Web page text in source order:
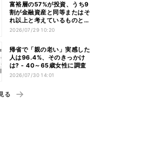
富裕層の57%が投資、うち9
割が金融資産と同等またはそ
れ以上と考えているものと
は? - 「ないと人生を楽しめ
い戻すことが困難」
2026/07/29 10:20
帰省で「親の老い」実感した
人は96.4%、そのきっかけ
は? - 40～65歳女性に調査
2026/07/30 14:01
る